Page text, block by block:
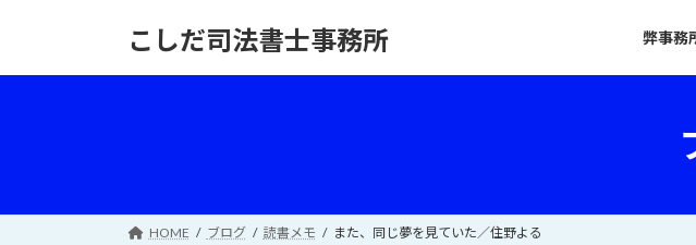
ッ
移
こしだ司法書士事務所 弊事務
HOME ブログ 読書メモ また、同じ夢を見ていた／住野よる